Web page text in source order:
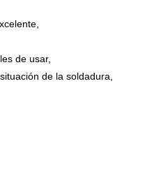
de usar,
de la soldadura,